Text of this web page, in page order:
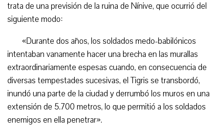
trata de una previsión de la ruina de Nínive, que ocurrió del
siguiente modo:
«Durante dos años, los soldados medo-babilónicos
intentaban vanamente hacer una brecha en las murallas
extraordinariamente espesas cuando, en consecuencia de
diversas tempestades sucesivas, el Tigris se transbordó,
inundó una parte de la ciudad y derrumbó los muros en una
extensión de 5.700 metros, lo que permitió a los soldados
enemigos en ella penetrar».